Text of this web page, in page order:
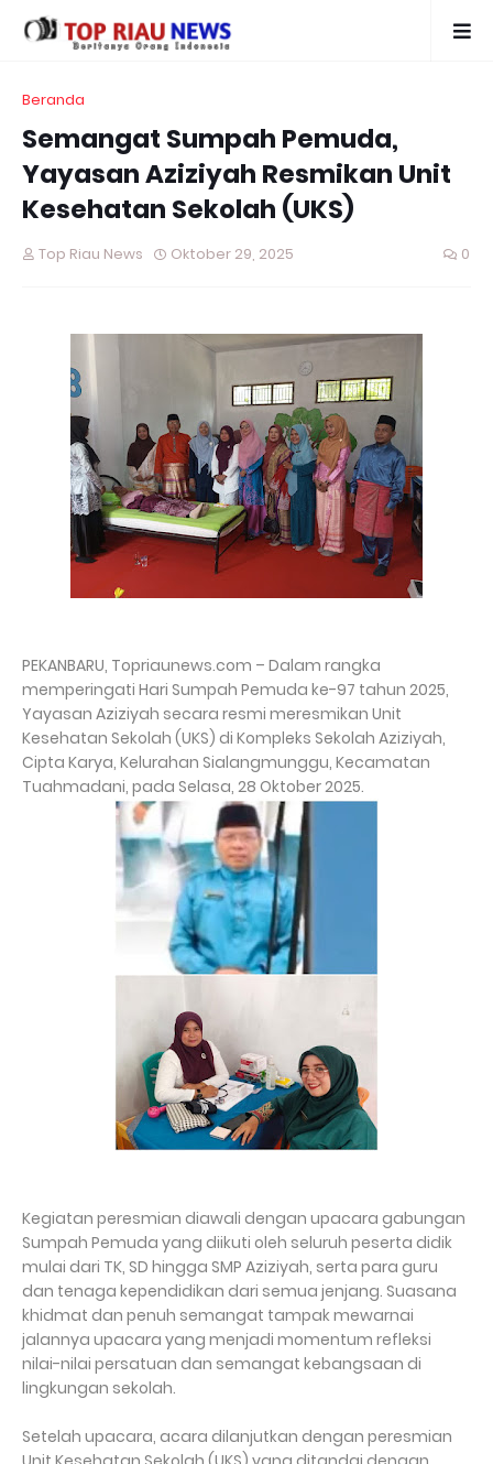
Beranda
Semangat Sumpah Pemuda,
Yayasan Aziziyah Resmikan Unit
Kesehatan Sekolah (UKS)
Top Riau News Oktober 29, 2025 0
PEKANBARU, Topriaunews.com – Dalam rangka
memperingati Hari Sumpah Pemuda ke-97 tahun 2025,
Yayasan Aziziyah secara resmi meresmikan Unit
Kesehatan Sekolah (UKS) di Kompleks Sekolah Aziziyah,
Cipta Karya, Kelurahan Sialangmunggu, Kecamatan
Tuahmadani, pada Selasa, 28 Oktober 2025.
Kegiatan peresmian diawali dengan upacara gabungan
Sumpah Pemuda yang diikuti oleh seluruh peserta didik
mulai dari TK, SD hingga SMP Aziziyah, serta para guru
dan tenaga kependidikan dari semua jenjang. Suasana
khidmat dan penuh semangat tampak mewarnai
jalannya upacara yang menjadi momentum refleksi
nilai-nilai persatuan dan semangat kebangsaan di
lingkungan sekolah.
Setelah upacara, acara dilanjutkan dengan peresmian